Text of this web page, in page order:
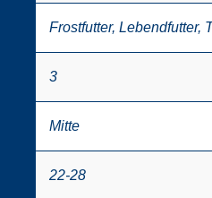
Frostfutter, Lebendfutter,
3
Mitte
22-28